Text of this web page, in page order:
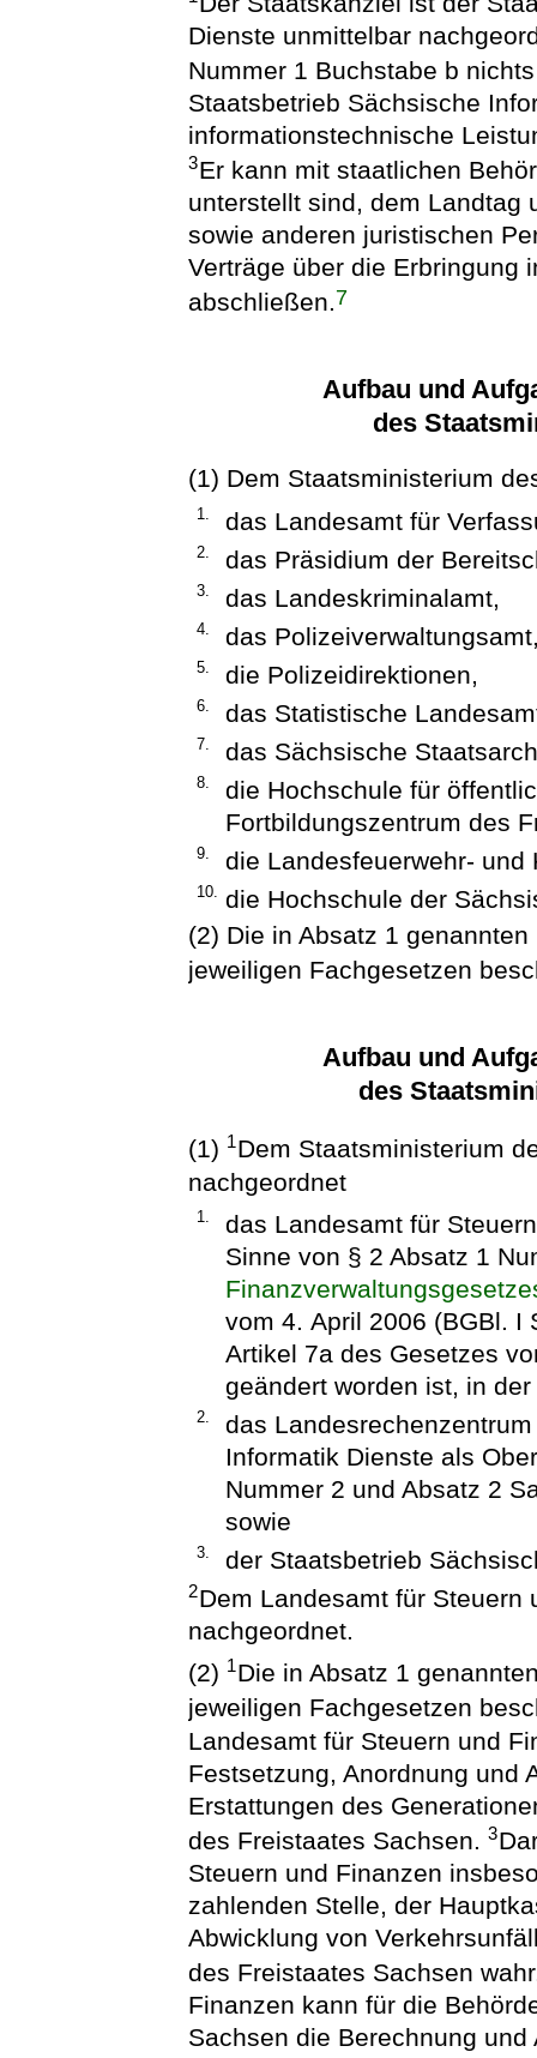
Dienste unmittelbar
Nummer 1 Buchstabe b
Staatsbetrieb Sächsische
informationstechnische
3Er kann mit staatlichen
unterstellt sind, dem Landtag
sowie anderen juristischen
Verträge über die Erbringung
abschließen.7
Aufbau und
des
(1) Dem Staatsministerium
1. das Landesamt für
2. das Präsidium der
3. das Landeskriminalamt,
4. das
5. die Polizeidirektionen,
6. das Statistische
7. das Sächsische
8.
die Hochschule für
Fortbildungszentrum des
9. die Landesfeuerwehr-
10.
die Hochschule der
(2) Die in Absatz 1
jeweiligen Fachgesetzen
Aufbau und
des
(1) 1Dem Staatsministerium
nachgeordnet
1.
das Landesamt für
Sinne von § 2 Absatz 1
vom 4. April 2006 (BGBl. I
Artikel 7a des Gesetzes
geändert worden ist, in
2.
das
Informatik Dienste als
Nummer 2 und Absatz 2
sowie
3. der Staatsbetrieb
2Dem Landesamt für Steuern
nachgeordnet.
(2) 1Die in Absatz 1
jeweiligen Fachgesetzen
Landesamt für Steuern und
Festsetzung, Anordnung und
Erstattungen des
des Freistaates Sachsen.3
Steuern und Finanzen
zahlenden Stelle, der
Abwicklung von
des Freistaates Sachsen
Finanzen kann für die
Sachsen die Berechnung